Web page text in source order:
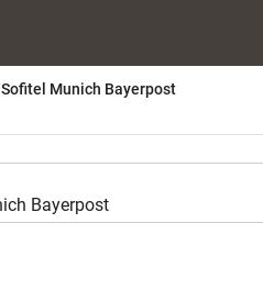
Sofitel Munich Bayerpost